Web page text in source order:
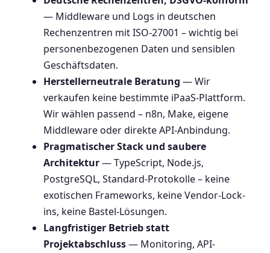
— Middleware und Logs in deutschen
Rechenzentren mit ISO-27001 – wichtig bei
personenbezogenen Daten und sensiblen
Geschäftsdaten.
Herstellerneutrale Beratung — Wir
verkaufen keine bestimmte iPaaS-Plattform.
Wir wählen passend – n8n, Make, eigene
Middleware oder direkte API-Anbindung.
Pragmatischer Stack und saubere
Architektur— TypeScript, Node.js,
PostgreSQL, Standard-Protokolle – keine
exotischen Frameworks, keine Vendor-Lock-
ins, keine Bastel-Lösungen.
Langfristiger Betrieb statt
Projektabschluss— Monitoring, API-